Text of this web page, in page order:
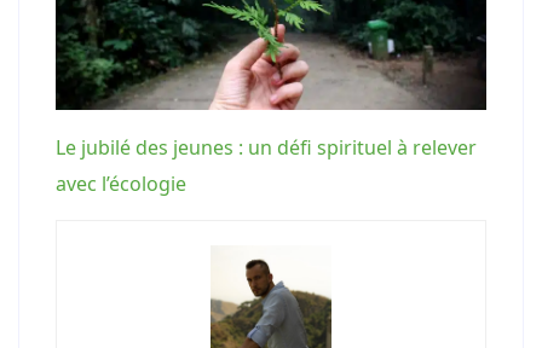
Le jubilé des jeunes : un défi spirituel à relever
avec l’écologie